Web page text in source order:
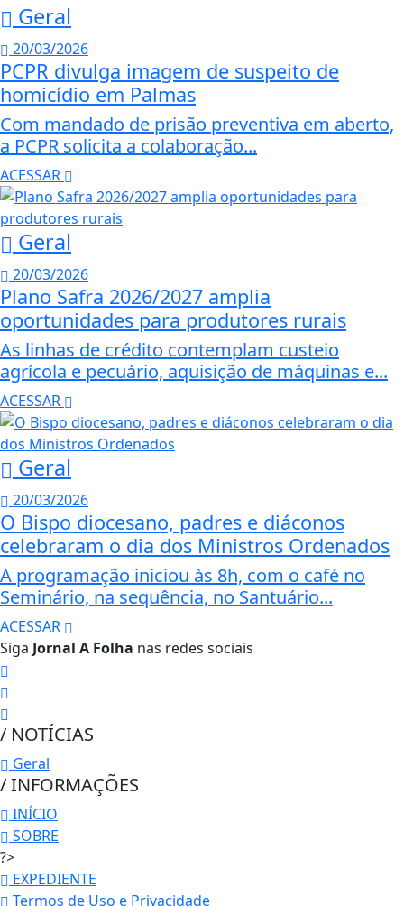
Geral
20/03/2026
PCPR divulga imagem de suspeito de
homicídio em Palmas
Com mandado de prisão preventiva em aberto,
a PCPR solicita a colaboração...
ACESSAR
Geral
20/03/2026
Plano Safra 2026/2027 amplia
oportunidades para produtores rurais
As linhas de crédito contemplam custeio
agrícola e pecuário, aquisição de máquinas e...
ACESSAR
Geral
20/03/2026
O Bispo diocesano, padres e diáconos
celebraram o dia dos Ministros Ordenados
A programação iniciou às 8h, com o café no
Seminário, na sequência, no Santuário...
ACESSAR
Siga Jornal A Folha nas redes sociais
/ NOTÍCIAS
Geral
/ INFORMAÇÕES
INÍCIO
SOBRE
?>
EXPEDIENTE
Termos de Uso e Privacidade